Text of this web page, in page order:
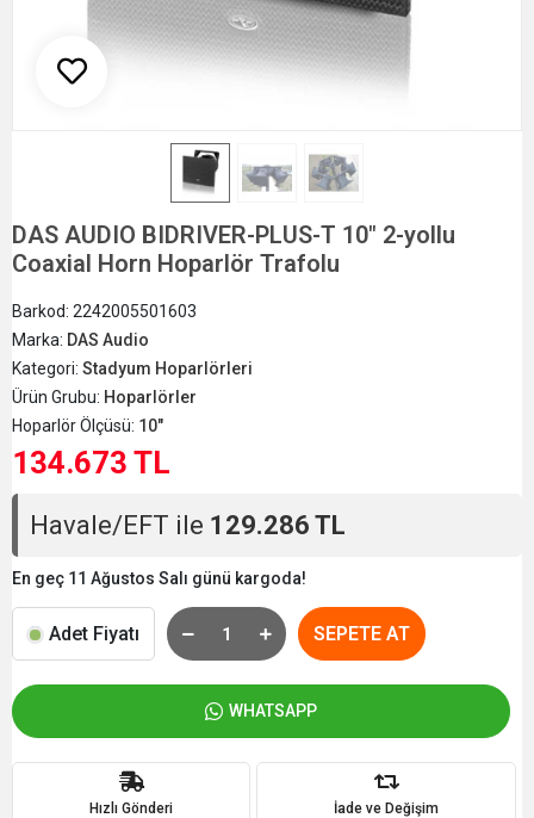
DAS AUDIO BIDRIVER-PLUS-T 10" 2-yollu
Coaxial Horn Hoparlör Trafolu
Barkod: 2242005501603
Marka: DAS Audio
Kategori: Stadyum Hoparlörleri
Ürün Grubu: Hoparlörler
Hoparlör Ölçüsü: 10"
134.673 TL
Havale/EFT ile 129.286 TL
En geç 11 Ağustos Salı günü kargoda!
Adet Fiyatı SEPETE AT
WHATSAPP
Hızlı Gönderi İade ve Değişim